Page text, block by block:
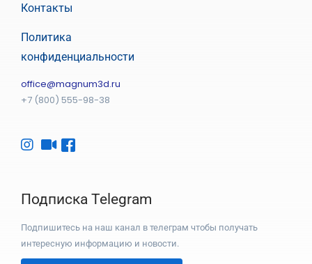
Контакты
Политика
конфиденциальности
office@magnum3d.ru
+7 (800) 555-98-38
Подписка Telegram
Подпишитесь на наш канал в телеграм чтобы получать
интересную информацию и новости.